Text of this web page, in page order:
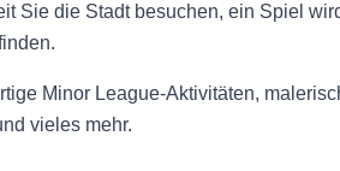
Sie die Stadt besuchen, ein Spiel
Minor League-Aktivitäten,
vieles mehr.